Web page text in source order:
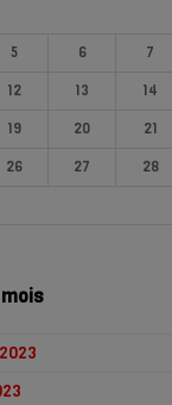
5 6 7
12 13 14
19 20 21
26 27 28